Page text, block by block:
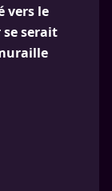
vers le
serait